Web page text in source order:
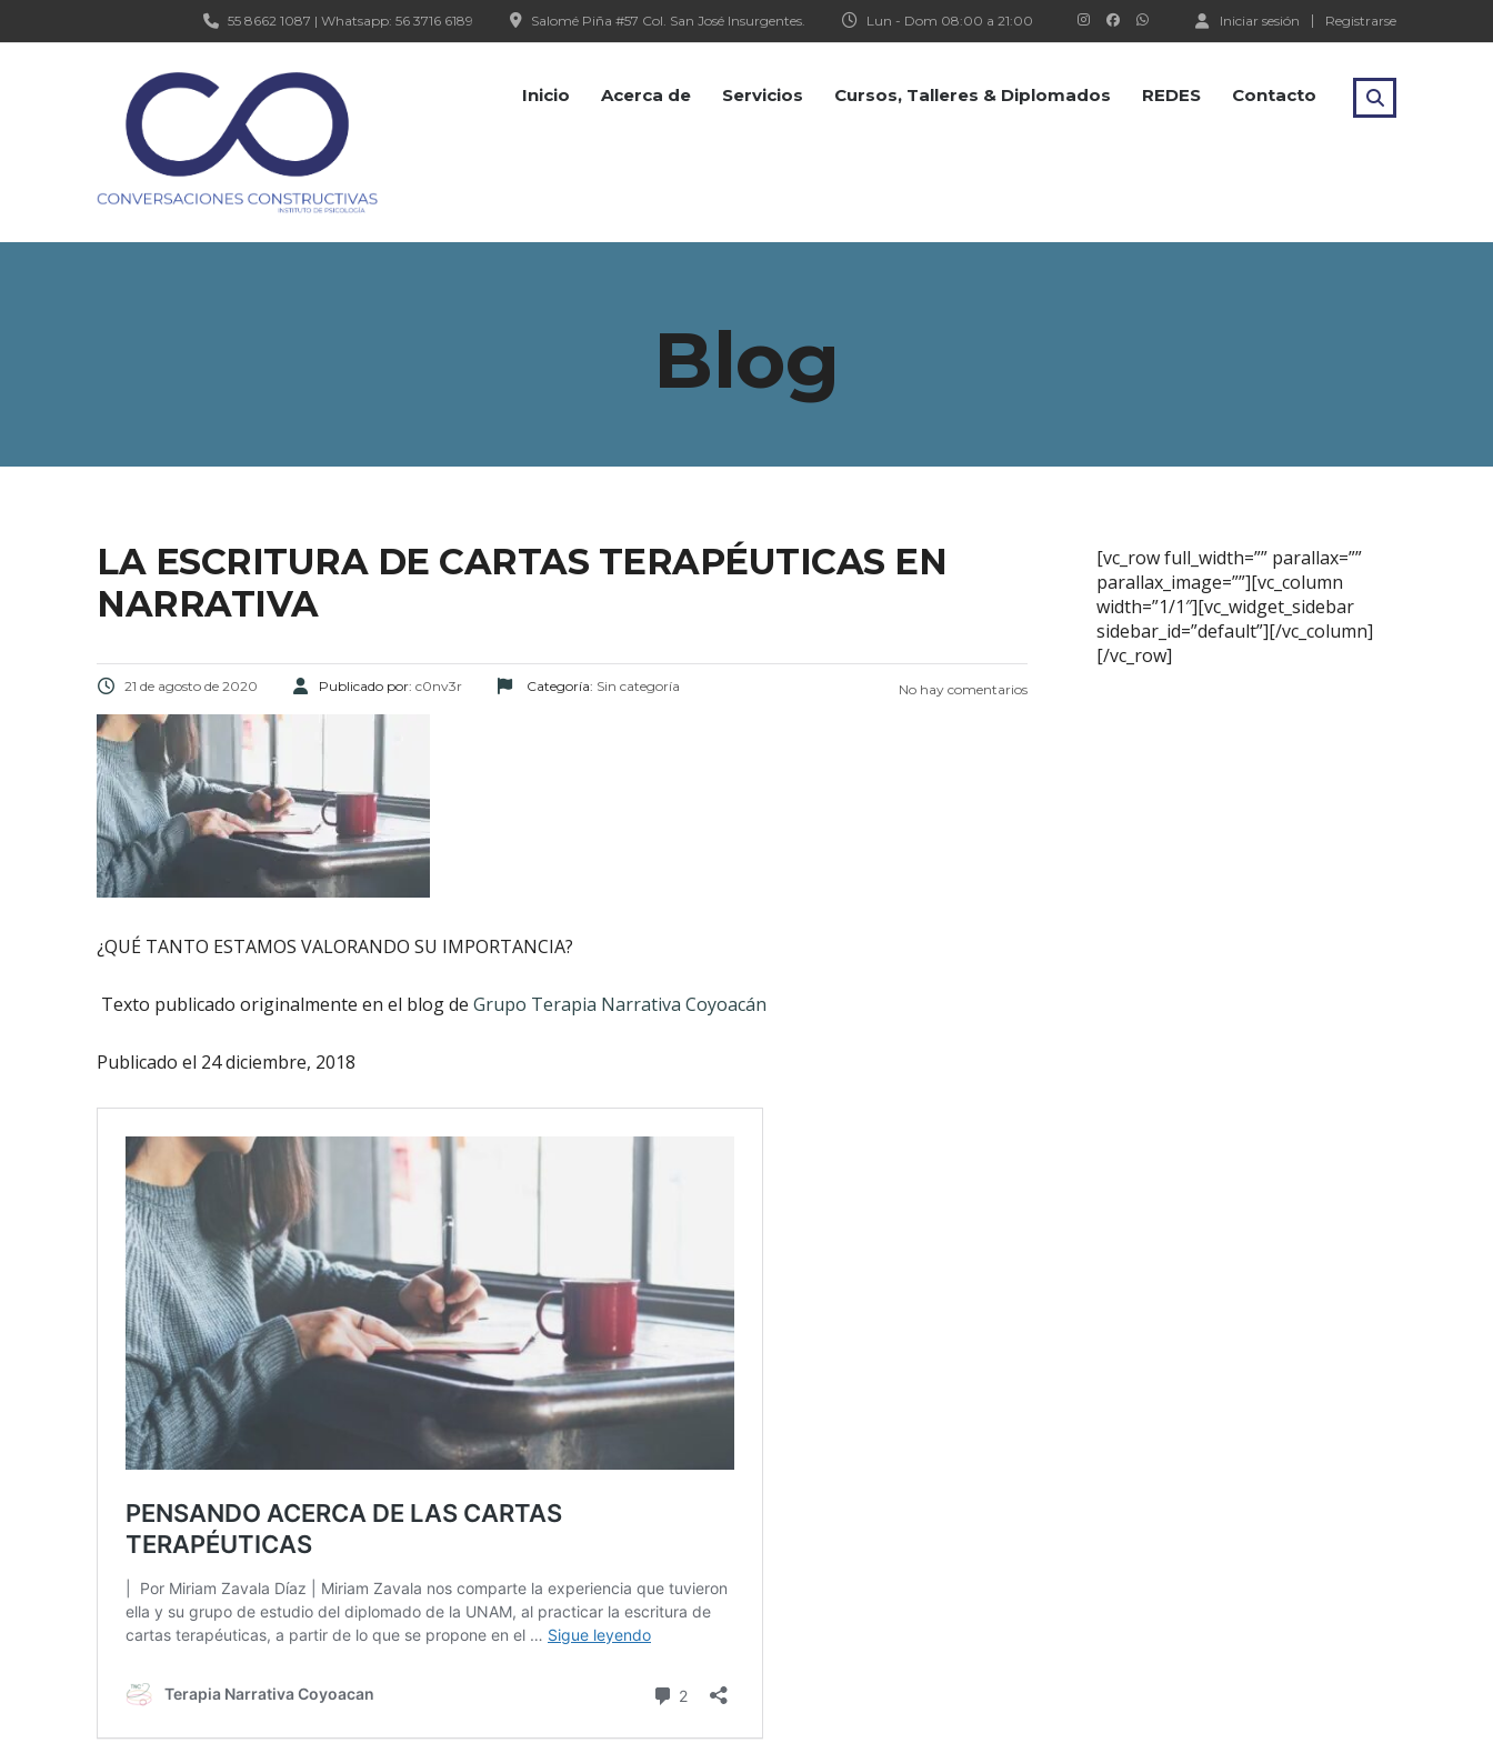
Iniciar sesión Registrarse
Lun - Dom 08:00 a 21:00
Salomé Piña #57 Col. San José Insurgentes.
55 8662 1087 | Whatsapp: 56 3716 6189
Inicio Acerca de Servicios Cursos, Talleres & Diplomados REDES Contacto
Blog
LA ESCRITURA DE CARTAS TERAPÉUTICAS EN
NARRATIVA
21 de agosto de 2020 Publicado por: c0nv3r Categoría: Sin categoría No hay comentarios
¿QUÉ TANTO ESTAMOS VALORANDO SU IMPORTANCIA?
Texto publicado originalmente en el blog de Grupo Terapia Narrativa Coyoacán
Publicado el 24 diciembre, 2018
[vc_row full_width=”” parallax=””
parallax_image=””][vc_column
width=”1/1″][vc_widget_sidebar
sidebar_id=”default”][/vc_column]
[/vc_row]